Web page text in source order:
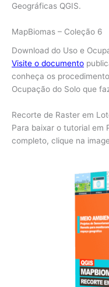
Geográficas QGIS.
MapBiomas – Coleção 6
Download do Uso e
Visite o documento
conheça os
Ocupação do Solo que
Recorte de Raster em
Para baixar o tutorial em
completo, clique na